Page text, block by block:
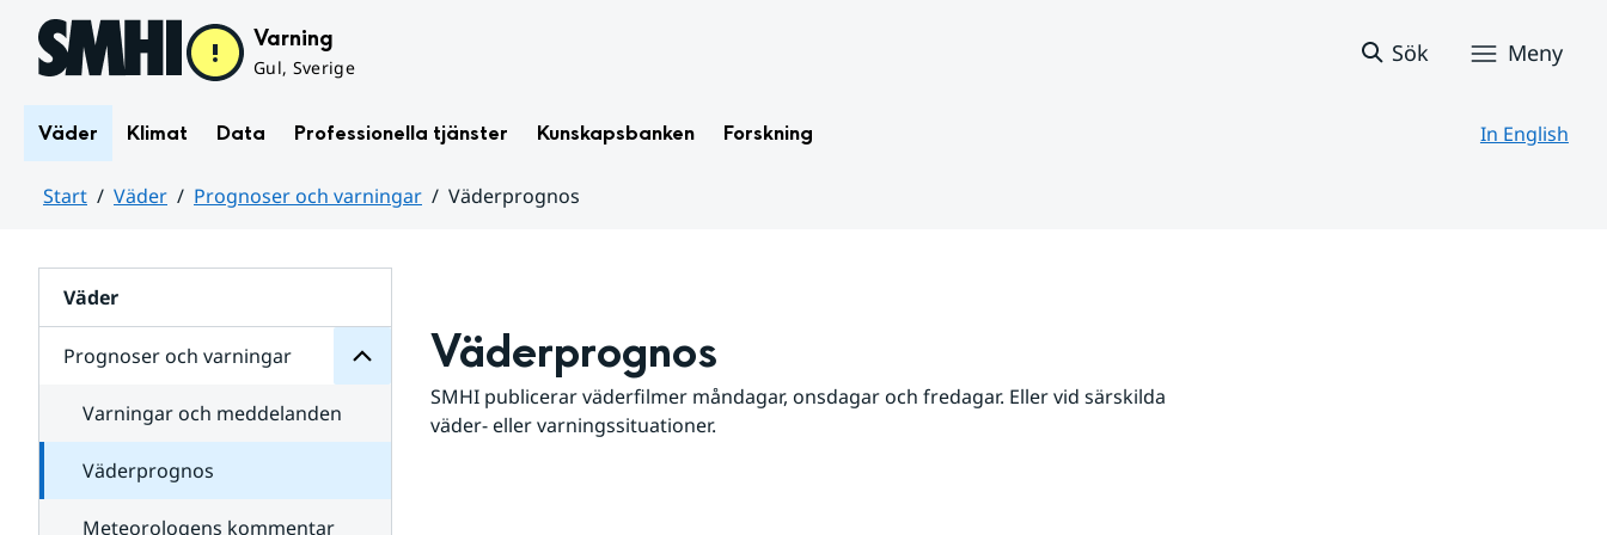
Hoppa till sidans innehåll Varning
Gul, Sverige
Sök Meny
Väder Klimat Data Professionella tjänster Kunskapsbanken Forskning In English
Start Väder Prognoser och varningar
Väderprognos
Väder
Prognoser och varningar
för
varningar
Varningar och meddelanden
Väderprognos
Meteorologens kommentar
Väderprognos
SMHI publicerar väderfilmer måndagar, onsdagar och fredagar. Eller vid särskilda
väder- eller varningssituationer.